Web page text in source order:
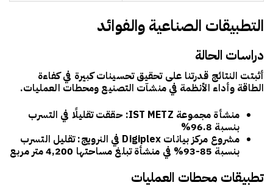
التطبيقات الصناعية والفوائد
دراسات الحالة
أثبتت النتائج قدرتنا على تحقيق تحسينات كبيرة في كفاءة
الطاقة وأداء الأنظمة في منشآت التصنيع ومحطات العمليات.
منشأة مجموعة IST METZ
: حققت تقليلًا في التسرب
بنسبة 96.8%
مشروع مركز بيانات Digiplex في النرويج
: تقليل التسرب
بنسبة 85-93% في منشأة تبلغ مساحتها 4,200 متر مربع
تطبيقات محطات العمليات